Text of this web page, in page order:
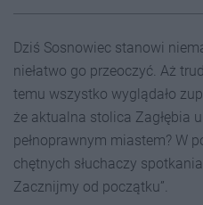
Dziś Sosnowiec stanowi
niełatwo go przeoczyć. Aż
temu wszystko wyglądało
że aktualna stolica Zagłębia
pełnoprawnym miastem? W
chętnych słuchaczy
Zacznijmy od początku”.